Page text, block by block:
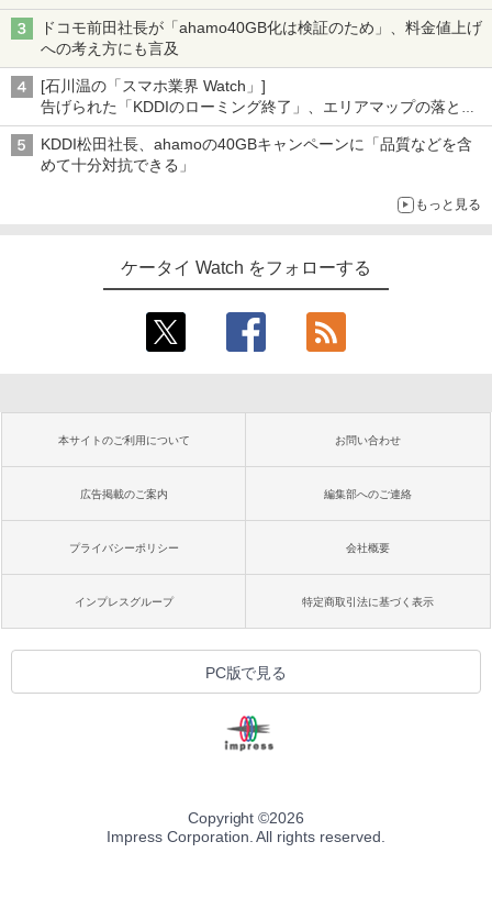
ドコモ前田社長が「ahamo40GB化は検証のため」、料金値上げ
への考え方にも言及
[石川温の「スマホ業界 Watch」]
告げられた「KDDIのローミング終了」、エリアマップの落とし
穴と楽天モバイルの課題
KDDI松田社長、ahamoの40GBキャンペーンに「品質などを含
めて十分対抗できる」
もっと見る
ケータイ Watch をフォローする
本サイトのご利用について お問い合わせ
広告掲載のご案内 編集部へのご連絡
プライバシーポリシー 会社概要
インプレスグループ 特定商取引法に基づく表示
PC版で見る
Copyright ©2026
Impress Corporation. All rights reserved.